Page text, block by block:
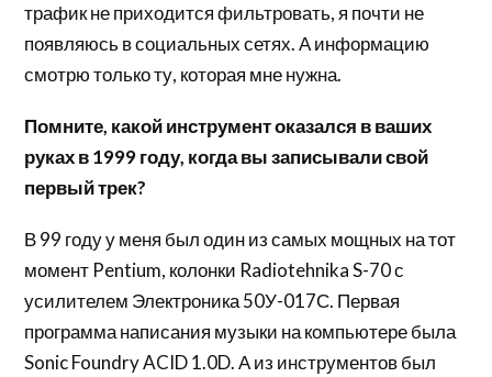
трафик не приходится фильтровать, я почти не
появляюсь в социальных сетях. А информацию
смотрю только ту, которая мне нужна.
Помните, какой инструмент оказался в ваших
руках в 1999 году, когда вы записывали свой
первый трек?
В 99 году у меня был один из самых мощных на тот
момент Pentium, колонки Radiotehnika S-70 с
усилителем Электроника 50У-017С. Первая
программа написания музыки на компьютере была
Sonic Foundry ACID 1.0D. А из инструментов был